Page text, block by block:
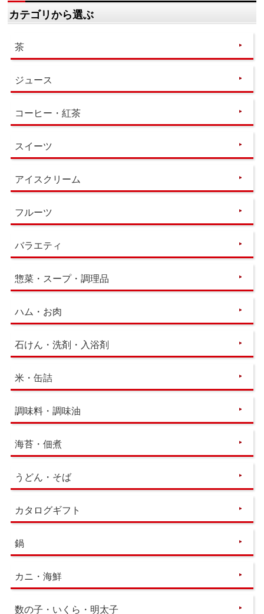
カテゴリから選ぶ
茶
ジュース
コーヒー・紅茶
スイーツ
アイスクリーム
フルーツ
バラエティ
惣菜・スープ・調理品
ハム・お肉
石けん・洗剤・入浴剤
米・缶詰
調味料・調味油
海苔・佃煮
うどん・そば
カタログギフト
鍋
カニ・海鮮
数の子・いくら・明太子